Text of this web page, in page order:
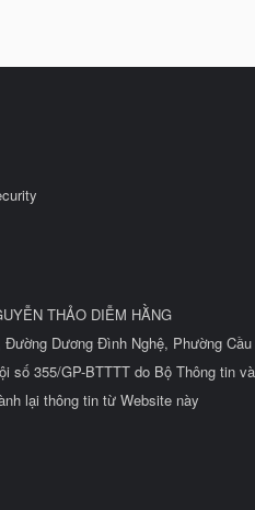
THẢO DIỄM HẰNG
Dương Đình Nghệ, Phường
số 355/GP-BTTTT do Bộ Thông tin
lại thông tin từ Website này